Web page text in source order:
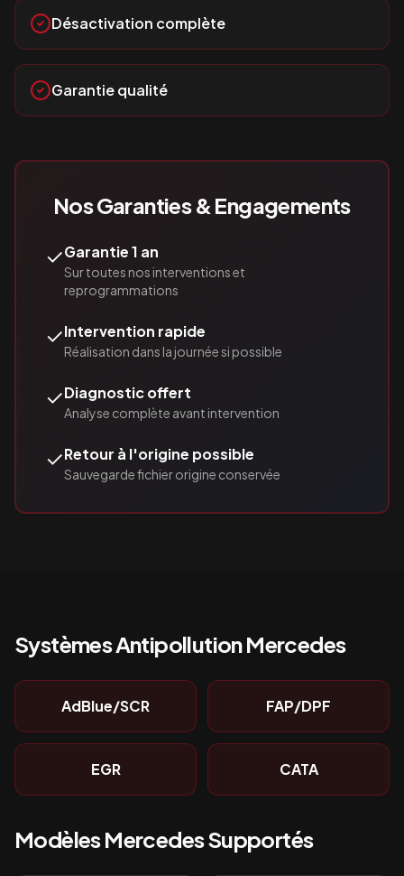
Désactivation complète
Garantie qualité
Nos Garanties & Engagements
✓Garantie 1 an
Sur toutes nos interventions et
reprogrammations
✓Intervention rapide
Réalisation dans la journée si possible
✓Diagnostic offert
Analyse complète avant intervention
✓Retour à l'origine possible
Sauvegarde fichier origine conservée
Systèmes AntipollutionMercedes
AdBlue/SCR FAP/DPF
EGR CATA
ModèlesMercedesSupportés